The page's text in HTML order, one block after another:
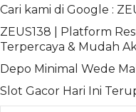
Cari kami di Google :
ZEUS138 | Platform
Terpercaya & Mudah
Depo Minimal Wede
Slot Gacor Hari Ini